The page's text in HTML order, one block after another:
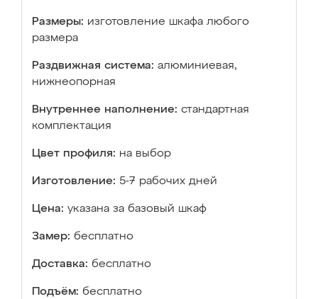
Размеры: изготовление шкафа любого
размера
Раздвижная система: алюминиевая,
нижнеопорная
Внутреннее наполнение: стандартная
комплектация
Цвет профиля: на выбор
Изготовление: 5-7 рабочих дней
Цена: указана за базовый шкаф
Замер: бесплатно
Доставка: бесплатно
Подъём: бесплатно